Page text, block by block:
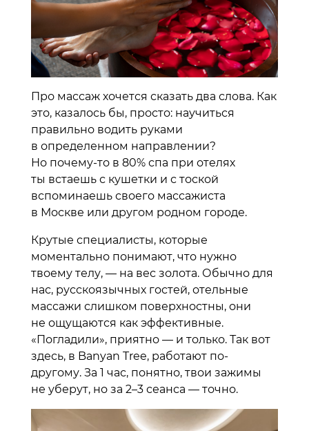
Про массаж хочется сказать два слова. Как
это, казалось бы, просто: научиться
правильно водить руками
в определенном направлении?
Но почему-то в 80% спа при отелях
ты встаешь с кушетки и с тоской
вспоминаешь своего массажиста
в Москве или другом родном городе.
Крутые специалисты, которые
моментально понимают, что нужно
твоему телу, — на вес золота. Обычно для
нас, русскоязычных гостей, отельные
массажи слишком поверхностны, они
не ощущаются как эффективные.
«Погладили», приятно — и только. Так вот
здесь, в Banyan Tree, работают по-
другому. За 1 час, понятно, твои зажимы
не уберут, но за 2–3 сеанса — точно.